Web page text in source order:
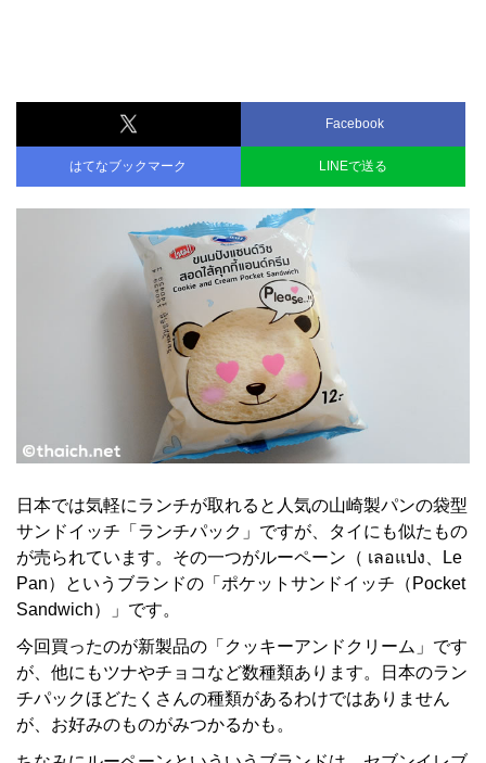
Facebook
はてなブックマーク LINEで送る
日本では気軽にランチが取れると人気の山崎製パンの袋型
サンドイッチ「ランチパック」ですが、タイにも似たもの
が売られています。その一つがルーペーン（ เลอแปง、Le
Pan）というブランドの「ポケットサンドイッチ（Pocket
Sandwich）」です。
今回買ったのが新製品の「クッキーアンドクリーム」です
が、他にもツナやチョコなど数種類あります。日本のラン
チパックほどたくさんの種類があるわけではありません
が、お好みのものがみつかるかも。